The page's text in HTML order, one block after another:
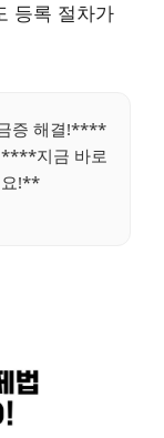
등록 절차가
증 해결!****
****지금 바로
요!**